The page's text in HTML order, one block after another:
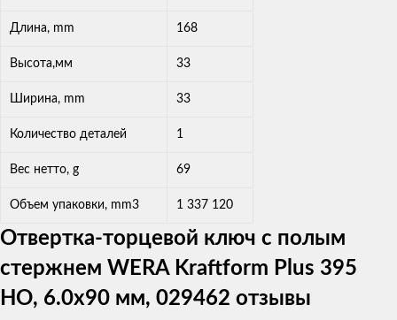
Длина, mm 168
Высота,мм 33
Ширина, mm 33
Количество деталей 1
Вес нетто, g 69
Объем упаковки, mm3 1 337 120
Отвертка-торцевой ключ с полым
стержнем WERA Kraftform Plus 395
HO, 6.0x90 мм, 029462 отзывы